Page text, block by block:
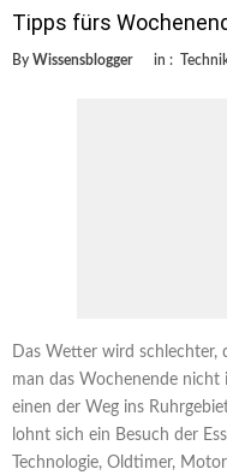
Tipps fürs
By Wissensblogger in :
Das Wetter wird schlechter,
man das Wochenende nicht
einen der Weg ins
lohnt sich ein Besuch der
Technologie, Oldtimer,